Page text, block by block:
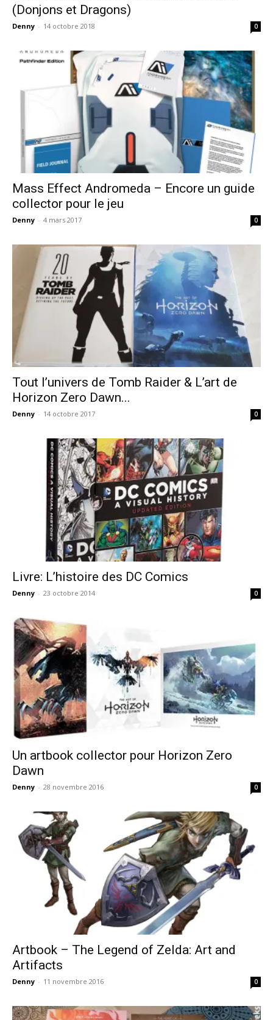
(Donjons et Dragons)
Denny - 14 octobre 2018 0
Mass Effect Andromeda – Encore un guide
collector pour le jeu
Denny - 4 mars 2017 0
Tout l’univers de Tomb Raider & L’art de
Horizon Zero Dawn...
Denny - 14 octobre 2017 0
Livre: L’histoire des DC Comics
Denny - 23 octobre 2014 0
Un artbook collector pour Horizon Zero
Dawn
Denny - 28 novembre 2016 0
Artbook – The Legend of Zelda: Art and
Artifacts
Denny - 11 novembre 2016 0